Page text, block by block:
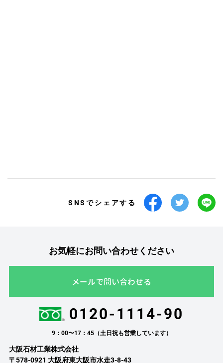
SNSでシェアする
お気軽にお問い合わせください
メールで問い合わせる
0120-1114-90
9：00〜17：45（土日祝も営業しています）
大阪石材工業株式会社
〒578-0921 大阪府東大阪市水走3-8-43